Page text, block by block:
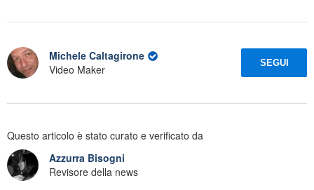
Michele Caltagirone
Video Maker
SEGUI
Questo articolo è stato curato e verificato da
Azzurra Bisogni
Revisore della news